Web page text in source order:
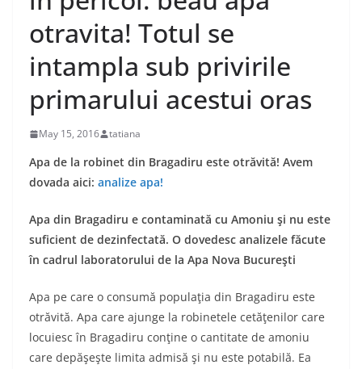
otravita! Totul se
intampla sub privirile
primarului acestui oras
May 15, 2016 tatiana
Apa de la robinet din Bragadiru este otrăvită! Avem
dovada aici: analize apa!
Apa din Bragadiru e contaminată cu Amoniu şi nu este
suficient de dezinfectată. O dovedesc analizele făcute
în cadrul laboratorului de la Apa Nova Bucureşti
Apa pe care o consumă populaţia din Bragadiru este
otrăvită. Apa care ajunge la robinetele cetăţenilor care
locuiesc în Bragadiru conţine o cantitate de amoniu
care depăşeşte limita admisă şi nu este potabilă. Ea